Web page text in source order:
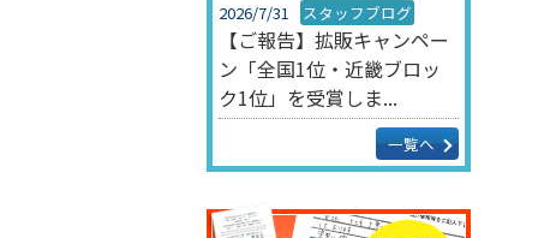
2026/7/31 スタッフブログ
【ご報告】拡販キャンペー
ン「全国1位・近畿ブロッ
ク1位」を受賞しま...
一覧へ